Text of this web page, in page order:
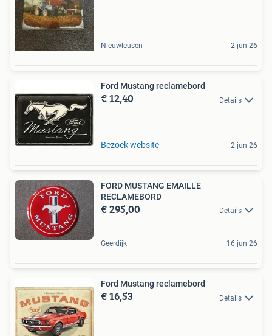
Nieuwleusen 2 jun 26
Ford Mustang reclamebord
€ 12,40 Details
Bezoek website 2 jun 26
FORD MUSTANG EMAILLE
RECLAMEBORD
€ 295,00 Details
Geerdijk 16 jun 26
Ford Mustang reclamebord
€ 16,53 Details